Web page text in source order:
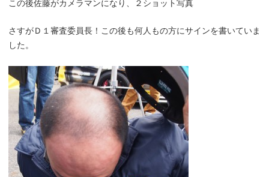
この後佐藤がカメラマンになり、２ショット写真
さすがＤ１審査委員長！この後も何人もの方にサインを書いていま
した。